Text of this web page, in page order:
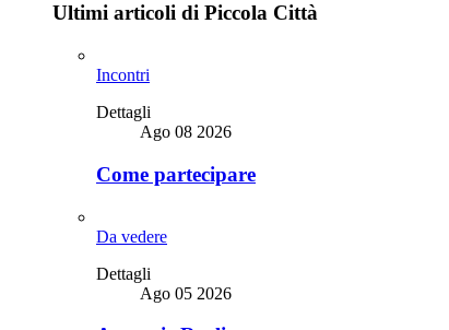
Ultimi articoli di Piccola Città
Incontri
Dettagli
Ago 08 2026
Come partecipare
Da vedere
Dettagli
Ago 05 2026